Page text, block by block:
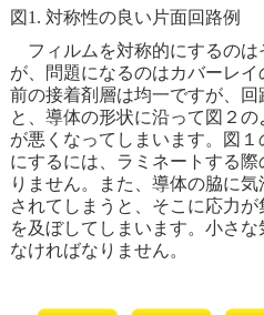
図1. 対称性の良い片面回路例
フィルムを対称的にするのは
が、問題になるのはカバーレ
前の接着剤層は均一ですが、
と、導体の形状に沿って図２
が悪くなってしまいます。図
にするには、ラミネートする
りません。また、導体の脇に
されてしまうと、そこに応力
を及ぼしてしまいます。小さ
なければなりません。